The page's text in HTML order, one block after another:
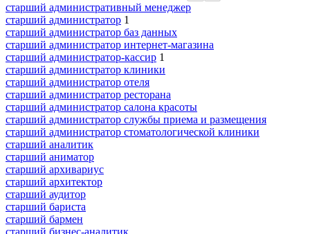
старший административный менеджер
старший администратор 1
старший администратор баз данных
старший администратор интернет-магазина
старший администратор-кассир 1
старший администратор клиники
старший администратор отеля
старший администратор ресторана
старший администратор салона красоты
старший администратор службы приема и размещения
старший администратор стоматологической клиники
старший аналитик
старший аниматор
старший архивариус
старший архитектор
старший аудитор
старший бариста
старший бармен
старший бизнес-аналитик